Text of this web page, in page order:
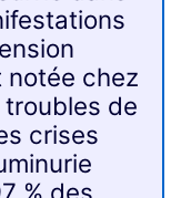
notée chez
troubles de
crises
% des